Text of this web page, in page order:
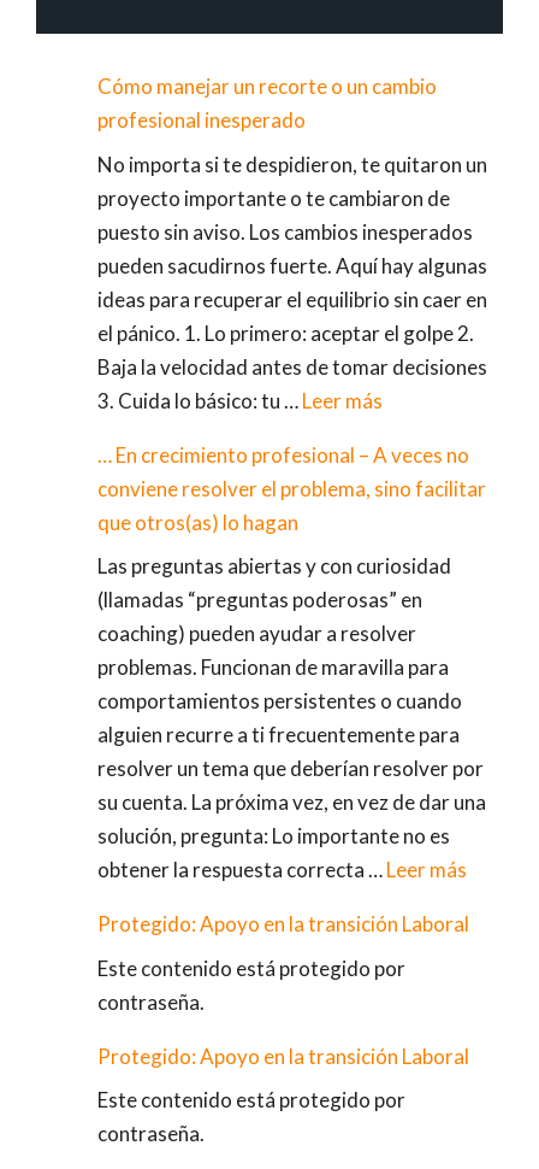
Cómo manejar un recorte o un cambio
profesional inesperado
No importa si te despidieron, te quitaron un
proyecto importante o te cambiaron de
puesto sin aviso. Los cambios inesperados
pueden sacudirnos fuerte. Aquí hay algunas
ideas para recuperar el equilibrio sin caer en
el pánico. 1. Lo primero: aceptar el golpe 2.
Baja la velocidad antes de tomar decisiones
3. Cuida lo básico: tu …Leer más
… En crecimiento profesional – A veces no
conviene resolver el problema, sino facilitar
que otros(as) lo hagan
Las preguntas abiertas y con curiosidad
(llamadas “preguntas poderosas” en
coaching) pueden ayudar a resolver
problemas. Funcionan de maravilla para
comportamientos persistentes o cuando
alguien recurre a ti frecuentemente para
resolver un tema que deberían resolver por
su cuenta. La próxima vez, en vez de dar una
solución, pregunta: Lo importante no es
obtener la respuesta correcta …Leer más
Protegido: Apoyo en la transición Laboral
Este contenido está protegido por
contraseña.
Protegido: Apoyo en la transición Laboral
Este contenido está protegido por
contraseña.